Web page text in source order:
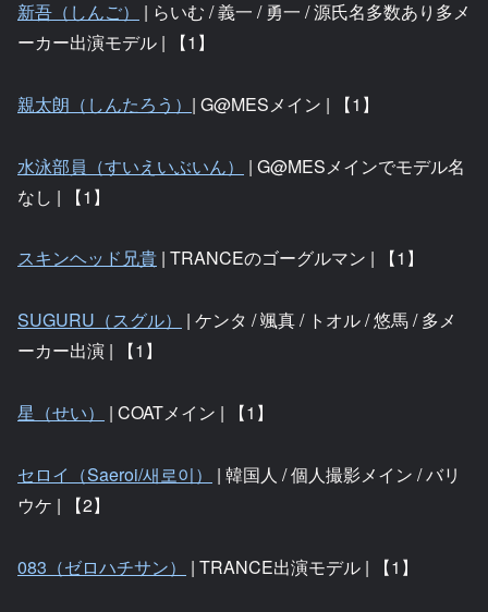
新吾（しんご）
| らいむ / 義一 / 勇一 / 源氏名多数あり多メ
ーカー出演モデル | 【1】
親太朗（しんたろう） | G@MESメイン | 【1】
水泳部員（すいえいぶいん）
| G@MESメインでモデル名
なし | 【1】
スキンヘッド兄貴 | TRANCEのゴーグルマン | 【1】
SUGURU（スグル）
| ケンタ / 颯真 / トオル / 悠馬 / 多メ
ーカー出演 | 【1】
星（せい） | COATメイン | 【1】
セロイ（Saeroi/새로이）
| 韓国人 / 個人撮影メイン / バリ
ウケ | 【2】
083（ゼロハチサン） | TRANCE出演モデル | 【1】